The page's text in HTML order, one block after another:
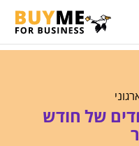
של חודש